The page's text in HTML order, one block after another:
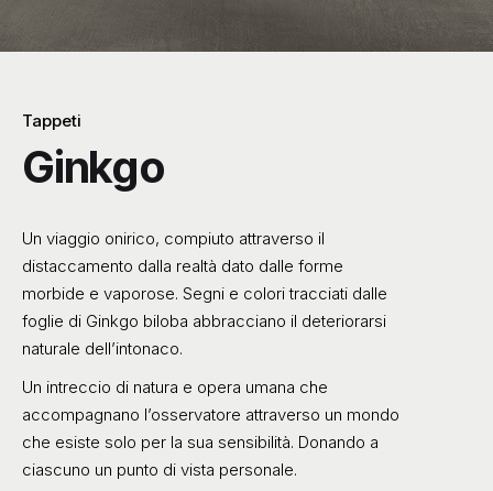
Tappeti
Ginkgo
Un viaggio onirico, compiuto attraverso il
distaccamento dalla realtà dato dalle forme
morbide e vaporose. Segni e colori tracciati dalle
foglie di Ginkgo biloba abbracciano il deteriorarsi
naturale dell’intonaco.
Un intreccio di natura e opera umana che
accompagnano l’osservatore attraverso un mondo
che esiste solo per la sua sensibilità. Donando a
ciascuno un punto di vista personale.